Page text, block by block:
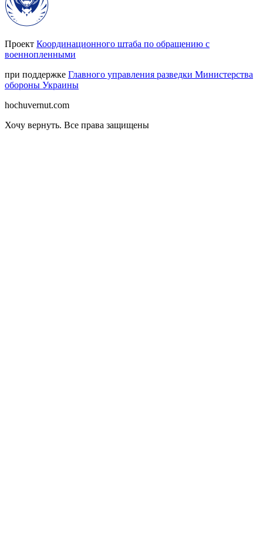
Проект Координационного штаба по обращению с
военнопленными
при поддержке Главного управления разведки Министерства
обороны Украины
hochuvernut.com
Хочу вернуть. Все права защищены